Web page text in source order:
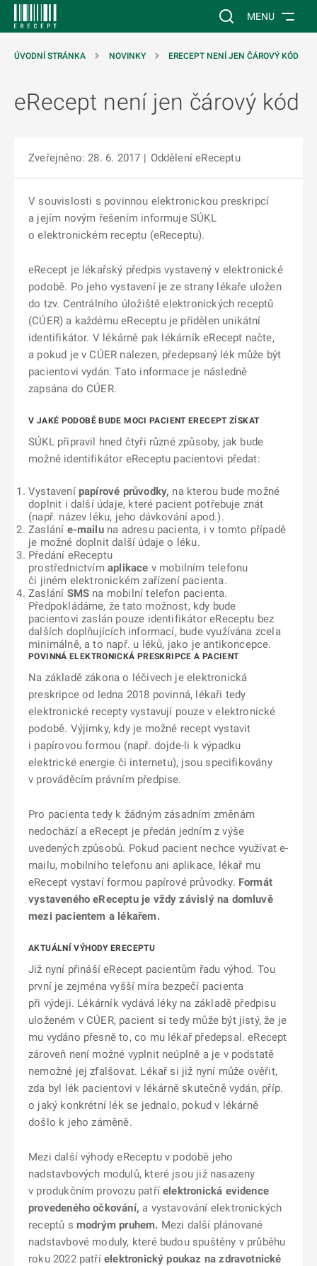
Vyhledávání na
MENU
ÚVODNÍ STRÁNKA NOVINKY ERECEPT NENÍ JEN ČÁROVÝ KÓD
eRecept není jen čárový kód
Zveřejněno: 28. 6. 2017 | Oddělení eReceptu
V souvislosti s povinnou elektronickou preskripcí
a jejím novým řešením informuje SÚKL
o elektronickém receptu (eReceptu).
eRecept je lékařský předpis vystavený v elektronické
podobě. Po jeho vystavení je ze strany lékaře uložen
do tzv. Centrálního úložiště elektronických receptů
(CÚER) a každému eReceptu je přidělen unikátní
identifikátor. V lékárně pak lékárník eRecept načte,
a pokud je v CÚER nalezen, předepsaný lék může být
pacientovi vydán. Tato informace je následně
zapsána do CÚER.
V JAKÉ PODOBĚ BUDE MOCI PACIENT ERECEPT ZÍSKAT
SÚKL připravil hned čtyři různé způsoby, jak bude
možné identifikátor eReceptu pacientovi předat:
Vystavení papírové průvodky, na kterou bude možné
doplnit i další údaje, které pacient potřebuje znát
(např. název léku, jeho dávkování apod.).
Zaslání e-mailuna adresu pacienta, i v tomto případě
je možné doplnit další údaje o léku.
Předání eReceptu
prostřednictvím aplikace v mobilním telefonu
či jiném elektronickém zařízení pacienta.
Zaslání SMS na mobilní telefon pacienta.
Předpokládáme, že tato možnost, kdy bude
pacientovi zaslán pouze identifikátor eReceptu bez
dalších doplňujících informací, bude využívána zcela
minimálně, a to např. u léků, jako je antikoncepce.
POVINNÁ ELEKTRONICKÁ PRESKRIPCE A PACIENT
Na základě zákona o léčivech je elektronická
preskripce od ledna 2018 povinná, lékaři tedy
elektronické recepty vystavují pouze v elektronické
podobě. Výjimky, kdy je možné recept vystavit
i papírovou formou (např. dojde-li k výpadku
elektrické energie či internetu), jsou specifikovány
v prováděcím právním předpise.
Pro pacienta tedy k žádným zásadním změnám
nedochází a eRecept je předán jedním z výše
uvedených způsobů. Pokud pacient nechce využívat e-
mailu, mobilního telefonu ani aplikace, lékař mu
eRecept vystaví formou papírové průvodky. Formát
vystaveného eReceptu je vždy závislý na domluvě
mezi pacientem a lékařem.
AKTUÁLNÍ VÝHODY ERECEPTU
Již nyní přináší eRecept pacientům řadu výhod. Tou
první je zejména vyšší míra bezpečí pacienta
při výdeji. Lékárník vydává léky na základě předpisu
uloženém v CÚER, pacient si tedy může být jistý, že je
mu vydáno přesně to, co mu lékař předepsal. eRecept
zároveň není možné vyplnit neúplně a je v podstatě
nemožné jej zfalšovat. Lékař si již nyní může ověřit,
zda byl lék pacientovi v lékárně skutečně vydán, příp.
o jaký konkrétní lék se jednalo, pokud v lékárně
došlo k jeho záměně.
Mezi další výhody eReceptu v podobě jeho
nadstavbových modulů, které jsou již nasazeny
v produkčním provozu patříelektronická evidence
provedeného očkování, a vystavování elektronických
receptů s modrým pruhem. Mezi další plánované
nadstavbové moduly, které budou spuštěny v průběhu
roku 2022 patří elektronický poukaz na zdravotnické